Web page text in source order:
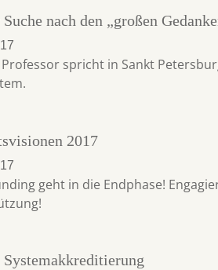
nach den „großen
spricht in Sankt
2017
geht in die Endphase!
Systemakkreditierung